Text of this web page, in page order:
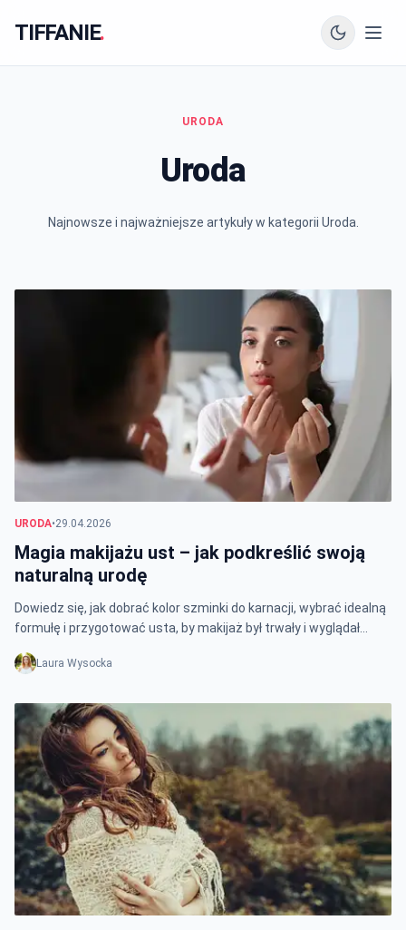
TIFFANIE.
URODA
Uroda
Najnowsze i najważniejsze artykuły w kategorii Uroda.
URODA•29.04.2026
Magia makijażu ust – jak podkreślić swoją
naturalną urodę
Dowiedz się, jak dobrać kolor szminki do karnacji, wybrać idealną
formułę i przygotować usta, by makijaż był trwały i wyglądał
Laura Wysocka